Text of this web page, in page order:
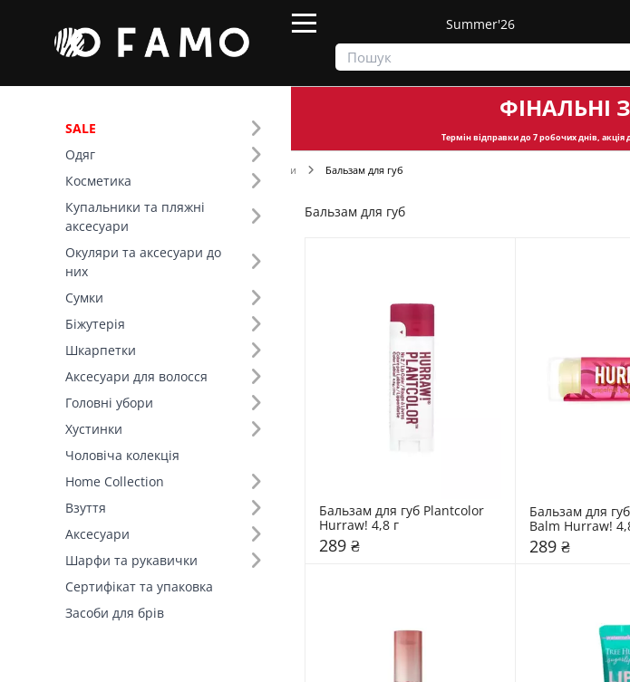
Summer'26
SALE
Одяг
Косметика
Купальники та пляжні
аксесуари
Окуляри та аксесуари до
них
Сумки
Біжутерія
Шкарпетки
Аксесуари для волосся
Головні убори
Хустинки
Чоловіча колекція
Home Collection
Взуття
Аксесуари
Шарфи та рукавички
Сертифікат та упаковка
Засоби для брів
ФІНАЛЬНІ
Термін відправкидо 7 робочих днів, акція
Догляд за губами Бальзам для губ
Фільтр
Ціна
SALE
Бренд (6)
Розмір (5)
4.8 г (1)
Бальзам для губ
Бальзам для губ Plantcolor
Hurraw! 4,8 г
289 ₴
Бальзам для
Balm Hurraw!
289 ₴